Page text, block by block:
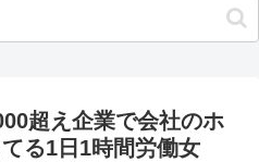
超え企業で会社のホ
る1日1時間労働女